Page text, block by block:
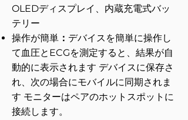
OLEDディスプレイ、内蔵充電式バッ
テリー
操作が簡単 ： デバイスを簡単に操作し
て血圧とECGを測定すると、結果が自
動的に表示されます デバイスに保存さ
れ、次の場合にモバイルに同期されま
す モニターはペアのホットスポットに
接続します。